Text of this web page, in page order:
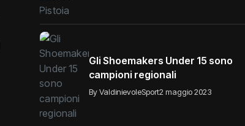
Gli Shoemakers Under 15 sono
campioni regionali
By ValdinievoleSport2 maggio 2023